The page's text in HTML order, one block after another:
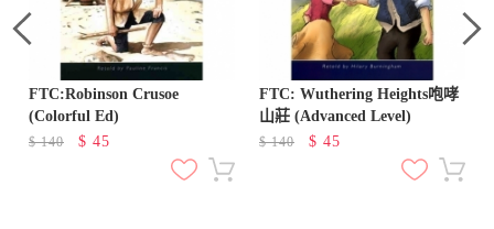
FTC:Robinson Crusoe
(Colorful Ed)
$140 $ 45
FTC: Wuthering Heights咆哮
山莊 (Advanced Level)
$140 $ 45